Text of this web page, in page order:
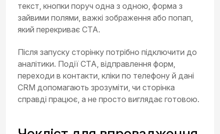
текст, кнопки поруч одна з одною, форма з
зайвими полями, важкі зображення або попап,
який перекриває CTA.
Після запуску сторінку потрібно підключити до
аналітики. Події CTA, відправлення форм,
переходи в контакти, кліки по телефону й дані
CRM допомагають зрозуміти, чи сторінка
справді працює, а не просто виглядає готовою.